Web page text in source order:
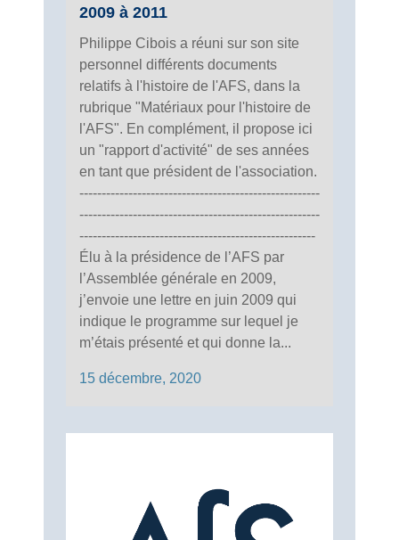
2009 à 2011
Philippe Cibois a réuni sur son site
personnel différents documents
relatifs à l'histoire de l'AFS, dans la
rubrique "Matériaux pour l'histoire de
l'AFS". En complément, il propose ici
un "rapport d'activité" de ses années
en tant que président de l'association.
------------------------------------------------------
------------------------------------------------------
-----------------------------------------------------
Élu à la présidence de l’AFS par
l’Assemblée générale en 2009,
j’envoie une lettre en juin 2009 qui
indique le programme sur lequel je
m’étais présenté et qui donne la...
15 décembre, 2020